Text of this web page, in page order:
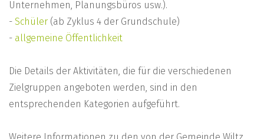
Unternehmen, Planungsbüros usw.).
- Schüler (ab Zyklus 4 der Grundschule)
- allgemeine Öffentlichkeit
Die Details der Aktivitäten, die für die verschiedenen
Zielgruppen angeboten werden, sind in den
entsprechenden Kategorien aufgeführt.